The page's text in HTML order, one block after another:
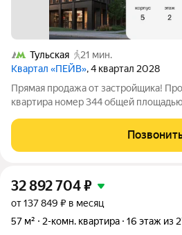
Тульская
21 мин.
Квартал «ПЕЙВ», 4 квартал 2028
Прямая продажа от застройщика!
квартира номер 344 общей
бизнес-класса Пейв от девелопера
в пешей доступности,
32 892 704₽
от 137 849 ₽ в месяц
57 м²
2-комн. квартира 16 этаж из